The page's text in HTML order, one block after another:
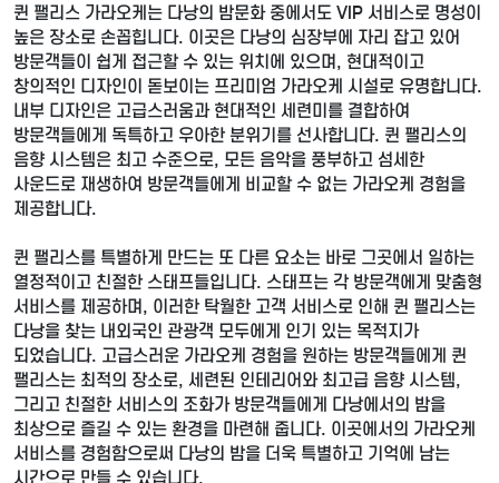
퀸 팰리스 가라오케는 다낭의 밤문화 중에서도 VIP 서비스로 명성이
높은 장소로 손꼽힙니다. 이곳은 다낭의 심장부에 자리 잡고 있어
방문객들이 쉽게 접근할 수 있는 위치에 있으며, 현대적이고
창의적인 디자인이 돋보이는 프리미엄 가라오케 시설로 유명합니다.
내부 디자인은 고급스러움과 현대적인 세련미를 결합하여
방문객들에게 독특하고 우아한 분위기를 선사합니다. 퀸 팰리스의
음향 시스템은 최고 수준으로, 모든 음악을 풍부하고 섬세한
사운드로 재생하여 방문객들에게 비교할 수 없는 가라오케 경험을
제공합니다.
퀸 팰리스를 특별하게 만드는 또 다른 요소는 바로 그곳에서 일하는
열정적이고 친절한 스태프들입니다. 스태프는 각 방문객에게 맞춤형
서비스를 제공하며, 이러한 탁월한 고객 서비스로 인해 퀸 팰리스는
다낭을 찾는 내외국인 관광객 모두에게 인기 있는 목적지가
되었습니다. 고급스러운 가라오케 경험을 원하는 방문객들에게 퀸
팰리스는 최적의 장소로, 세련된 인테리어와 최고급 음향 시스템,
그리고 친절한 서비스의 조화가 방문객들에게 다낭에서의 밤을
최상으로 즐길 수 있는 환경을 마련해 줍니다. 이곳에서의 가라오케
서비스를 경험함으로써 다낭의 밤을 더욱 특별하고 기억에 남는
시간으로 만들 수 있습니다.